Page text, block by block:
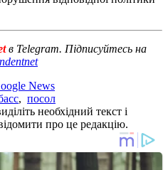
в Telegram. Підписуйтесь на
News
, посол
необхідний текст і
про це редакцію.